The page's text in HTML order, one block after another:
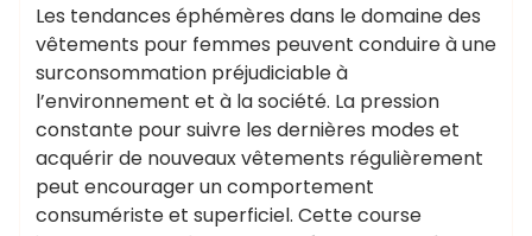
Les tendances éphémères dans le domaine des
vêtements pour femmes peuvent conduire à une
surconsommation préjudiciable à
l’environnement et à la société. La pression
constante pour suivre les dernières modes et
acquérir de nouveaux vêtements régulièrement
peut encourager un comportement
consumériste et superficiel. Cette course